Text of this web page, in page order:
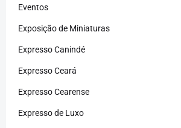
Eventos
Exposição de Miniaturas
Expresso Canindé
Expresso Ceará
Expresso Cearense
Expresso de Luxo